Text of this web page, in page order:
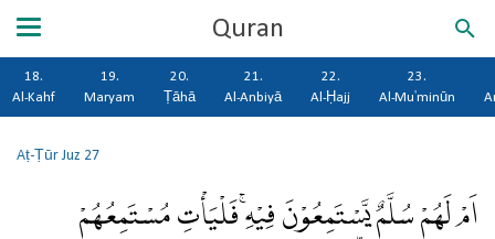
Quran
18.
Al-Kahf
19.
Maryam
20.
Ṭāhā
21.
Al-Anbiyā
22.
Al-Ḥajj
23.
Al-Mu'minūn
Aṭ-ṬūrJuz 27
اَمْ لَهُمْ سُلَّمٌ يَّسْتَمِعُوْنَ فِيْهِۚ فَلْيَأْتِ مُسْتَمِعُهُمْ